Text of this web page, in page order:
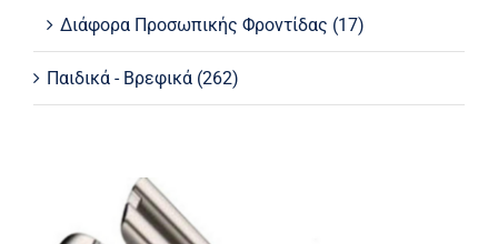
Διάφορα Προσωπικής Φροντίδας (17)
Παιδικά - Βρεφικά (262)